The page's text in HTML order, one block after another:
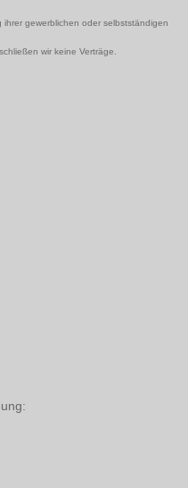
gewerblichen oder selbstständigen
wir keine Verträge.